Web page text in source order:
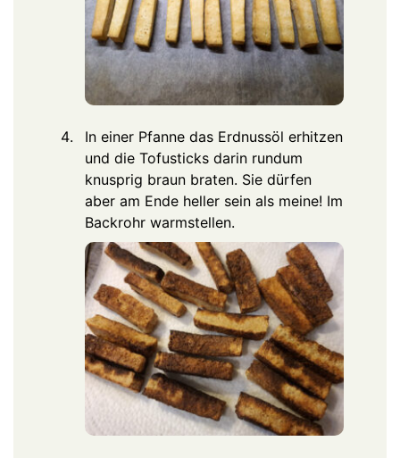
In einer Pfanne das Erdnussöl erhitzen
und die Tofusticks darin rundum
knusprig braun braten. Sie dürfen
aber am Ende heller sein als meine! Im
Backrohr warmstellen.